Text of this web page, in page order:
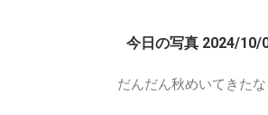
今日の写真 2024/10/
だんだん秋めいてきたな